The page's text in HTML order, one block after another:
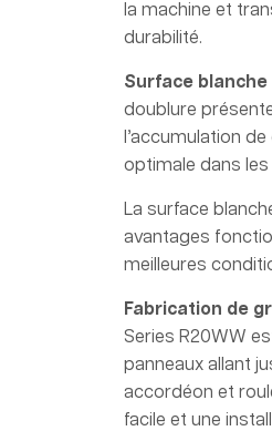
la machine et
durabilité.
Surface
doublure
l’accumulation
optimale dans
La surface
avantages
meilleures
Fabrication de
Series R20WW
panneaux allant
accordéon et
facile et une